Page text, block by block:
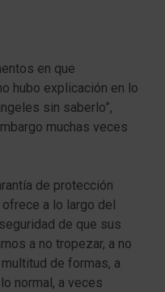
en que
hubo explicación en lo
sin saberlo”,
muchas veces
de protección
a lo largo del
de que sus
a no tropezar, a no
de formas, a
normal, a veces